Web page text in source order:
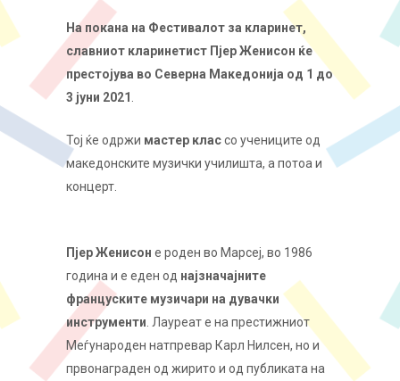
На покана на Фестивалот за кларинет,
славниот кларинетист Пјер Женисон ќе
престојува во Северна Македонија од 1 до
3 јуни 2021
Тој ќе одржи мастер классо учениците од
македонските музички училишта, а потоа и
концерт.
Пјер Женисон е роден во Марсеј, во 1986
година и е еден од најзначајните
француските музичари на дувачки
инструменти . Лауреат е на престижниот
Меѓународен натпревар Карл Нилсен, но и
првонаграден од жирито и од публиката на